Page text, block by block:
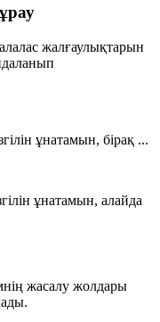
жалғаулықтарын
ұнатамын, бірақ ...
ұнатамын, алайда
жасалу жолдары